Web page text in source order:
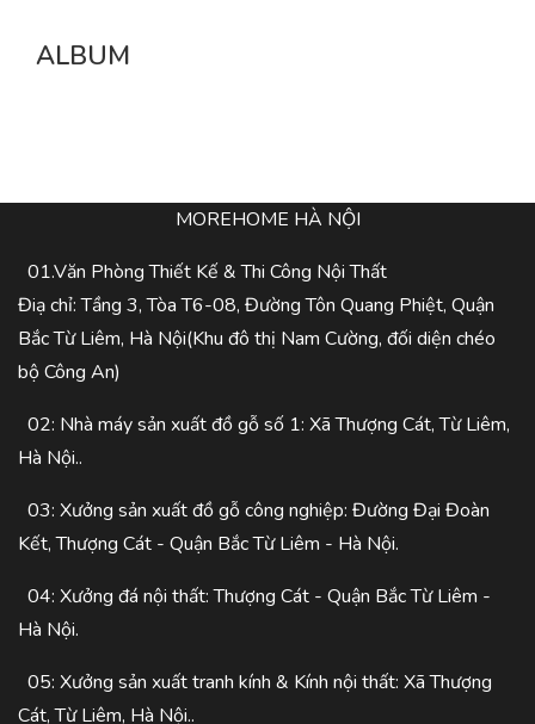
ALBUM
MOREHOME HÀ NỘI
01.Văn Phòng Thiết Kế & Thi Công Nội Thất
Điạ chỉ: Tầng 3, Tòa T6-08, Đường Tôn Quang Phiệt, Quận
Bắc Từ Liêm, Hà Nội(Khu đô thị Nam Cường, đối diện chéo
bộ Công An)
02: Nhà máy sản xuất đồ gỗ số 1: Xã Thượng Cát, Từ Liêm,
Hà Nội..
03: Xưởng sản xuất đồ gỗ công nghiệp: Đường Đại Đoàn
Kết, Thượng Cát - Quận Bắc Từ Liêm - Hà Nội.
04: Xưởng đá nội thất: Thượng Cát - Quận Bắc Từ Liêm -
Hà Nội.
05: Xưởng sản xuất tranh kính & Kính nội thất: Xã Thượng
Cát, Từ Liêm, Hà Nội..